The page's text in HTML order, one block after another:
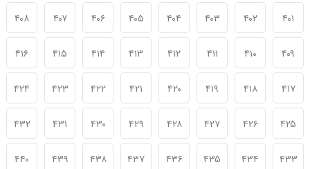
۴۰۱ ۴۰۲ ۴۰۳ ۴۰۴ ۴۰۵ ۴۰۶ ۴۰۷ ۴۰۸
۴۰۹ ۴۱۰ ۴۱۱ ۴۱۲ ۴۱۳ ۴۱۴ ۴۱۵ ۴۱۶
۴۱۷ ۴۱۸ ۴۱۹ ۴۲۰ ۴۲۱ ۴۲۲ ۴۲۳ ۴۲۴
۴۲۵ ۴۲۶ ۴۲۷ ۴۲۸ ۴۲۹ ۴۳۰ ۴۳۱ ۴۳۲
۴۳۳ ۴۳۴ ۴۳۵ ۴۳۶ ۴۳۷ ۴۳۸ ۴۳۹ ۴۴۰